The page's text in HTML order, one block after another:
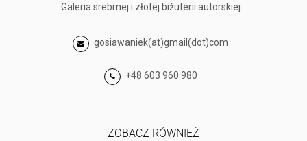
Galeria srebrnej i złotej biżuterii autorskiej
gosiawaniek(at)gmail(dot)com
+48 603 960 980
ZOBACZ RÓWNIEŻ